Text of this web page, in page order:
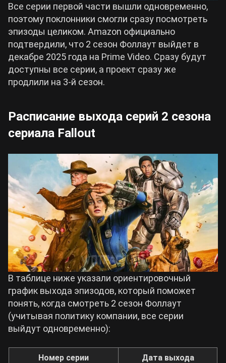
Все серии первой части вышли одновременно,
поэтому поклонники смогли сразу посмотреть
эпизоды целиком. Amazon официально
подтвердили, что 2 сезон Фоллаут выйдет в
декабре 2025 года на Prime Video. Сразу будут
доступны все серии, а проект сразу же
продлили на 3-й сезон.
Расписание выхода серий 2 сезона
сериала Fallout
В таблице ниже указали ориентировочный
график выхода эпизодов, который поможет
понять, когда смотреть 2 сезон Фоллаут
(учитывая политику компании, все серии
выйдут одновременно):
Номер серии Дата выхода